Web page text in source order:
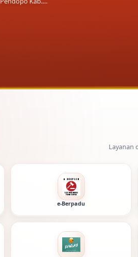
Negeri Tuban, jajaran Hakim,
Tuban menyimak langsung sosialisasi dan
Layanan digital Pengadilan
e-Berpadu